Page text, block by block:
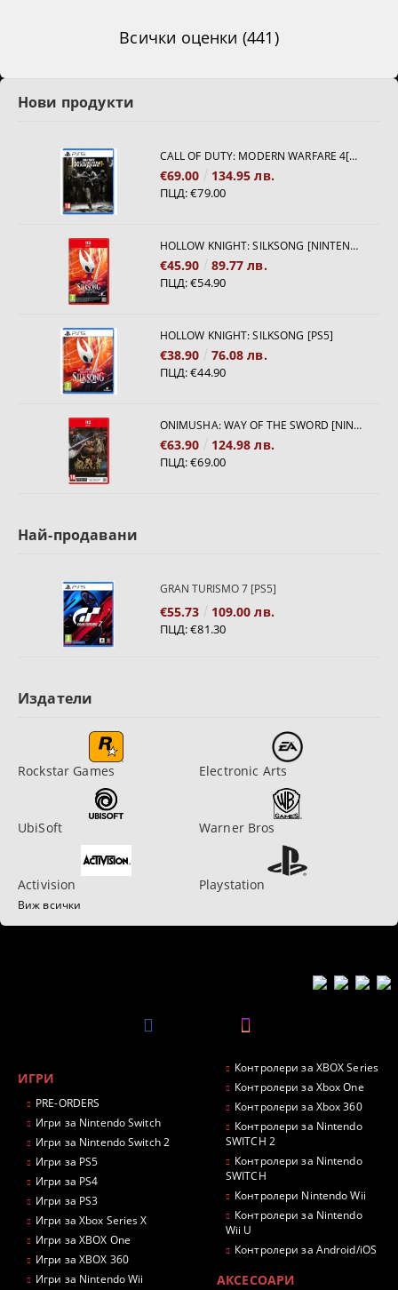
Всички оценки (441)
Нови продукти
CALL OF DUTY: MODERN WARFARE 4[PS5]
€69.00 134.95 лв.
ПЦД:€79.00
HOLLOW KNIGHT: SILKSONG [NINTENDO SWITCH 2]
€45.90 89.77 лв.
ПЦД:€54.90
HOLLOW KNIGHT: SILKSONG [PS5]
€38.90 76.08 лв.
ПЦД:€44.90
ONIMUSHA: WAY OF THE SWORD [NINTENDO SWITCH 2]
€63.90 124.98 лв.
ПЦД:€69.00
Най-продавани
GRAN TURISMO 7 [PS5]
€55.73 109.00 лв.
ПЦД:€81.30
Издатели
Rockstar Games Electronic Arts
UbiSoft Warner Bros
Activision Playstation
Виж всички
ИГРИ
PRE-ORDERS
Игри за Nintendo Switch
Игри за Nintendo Switch 2
Игри за PS5
Игри за PS4
Игри за PS3
Игри за Xbox Series X
Игри за XBOX One
Игри за XBOX 360
Игри за Nintendo Wii
Контролери за XBOX Series
Контролери за Xbox One
Контролери за Xbox 360
Контролери за Nintendo
SWITCH 2
Контролери за Nintendo
SWITCH
Контролери Nintendo Wii
Контролери за Nintendo
Wii U
Контролери за Android/iOS
АКСЕСОАРИ